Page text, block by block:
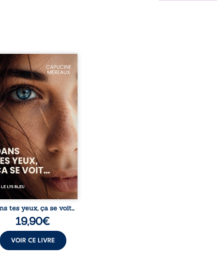
ans, Violette peine à
sa place dans la
Entre timidité,
et peur du
elle avance avec le
d’être différente,
comprendre pleinement
l’habite. Sa rencontre
Louise bouleverse ses
et fait naître en elle
émotions longtemps
Des années plus
alors qu’elle s’apprête à ...
tes yeux, ça se voit…
19,90€
VOIR CE LIVRE